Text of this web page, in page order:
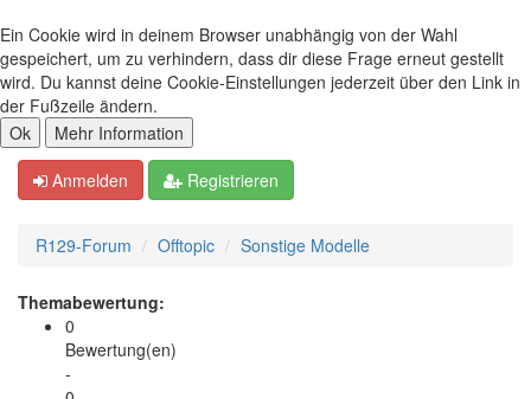
Ein Cookie wird in deinem Browser unabhängig von der Wahl
gespeichert, um zu verhindern, dass dir diese Frage erneut gestellt
wird. Du kannst deine Cookie-Einstellungen jederzeit über den Link in
der Fußzeile ändern.
Anmelden Registrieren
R129-Forum Offtopic Sonstige Modelle
Themabewertung:
0
Bewertung(en)
-